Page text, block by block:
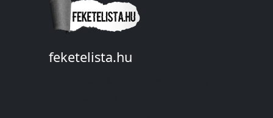
feketelista.hu